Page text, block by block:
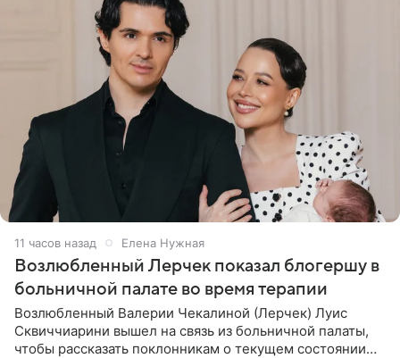
11 часов назад Елена Нужная
Возлюбленный Лерчек показал блогершу в
больничной палате во время терапии
Возлюбленный Валерии Чекалиной (Лерчек) Луис
Сквиччиарини вышел на связь из больничной палаты,
чтобы рассказать поклонникам о текущем состоянии